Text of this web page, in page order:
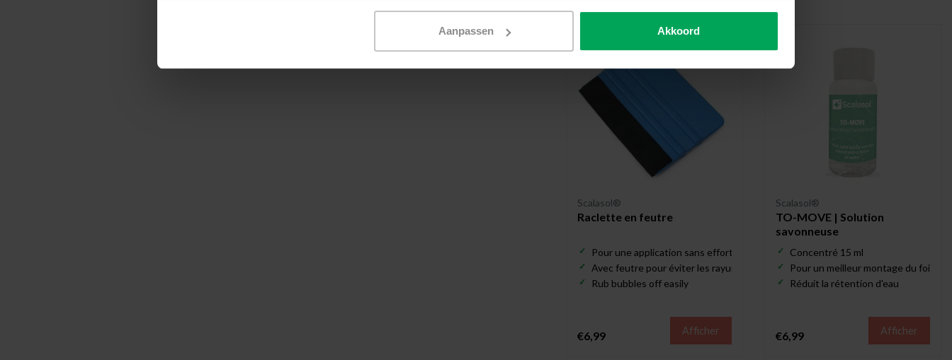
Aanpassen Akkoord
Scalasol®
Raclette en feutre
Pour une application sans effort du film pour vitrage
Avec feutre pour éviter les rayures
Rub bubbles off easily
€6,99 Afficher
Scalasol®
TO-MOVE | Solution
savonneuse
Concentré 15 ml
Pour un meilleur montage du foil
Réduit la rétention d'eau
€6,99 Afficher